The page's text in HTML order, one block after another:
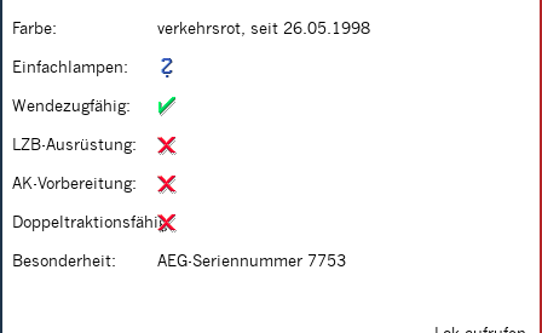
Farbe: verkehrsrot, seit 26.05.1998
Einfachlampen:
Wendezugfähig:
LZB-Ausrüstung:
AK-Vorbereitung:
Doppeltraktionsfähig:
Besonderheit: AEG-Seriennummer 7753